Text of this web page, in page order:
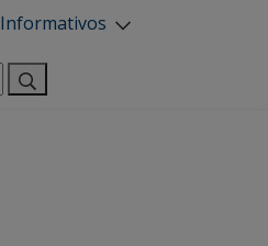
Informativos